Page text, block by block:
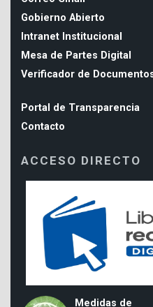
Gobierno Abierto
Intranet Institucional
Mesa de Partes Digital
Verificador de
Portal de Transparencia
Contacto
ACCESO DIRECTO
Medidas de